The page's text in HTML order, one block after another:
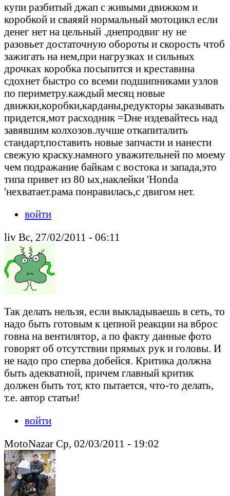
купи разбитый джап с живыми движком и
коробкой и сваяяй нормальный мотоцикл если
денег нет на цельный .днепродвиг ну не
разовьет достаточную обороты и скорость чтоб
зажигать на нем,при нагрузках и сильных
дрочках коробка посыпится и креставина
сдохнет быстро со всеми подшипниками узлов
по периметру.каждый месяц новые
движки,коробки,карданы,редукторы заказывать
придется,мот расходник =Dне издевайтесь над
завявшим колхозов.лучше откапиталить
стандарт,поставить новые запчасти и нанести
свежую краску.намного уважительней по моему
чем подражание байкам с востока и запада,это
типа привет из 80 ых,наклейки 'Honda
'нехватает.рама понравилась,с двигом нет.
войти
liv Вс, 27/02/2011 - 06:11
Так делать нельзя, если выкладываешь в сеть, то
надо быть готовым к цепной реакции на вброс
говна на вентилятор, а по факту данные фото
говорят об отсутствии прямых рук и головы. И
не надо про сперва добейся. Критика должна
быть адекватной, причем главный критик
должен быть тот, кто пытается, что-то делать,
т.е. автор статьи!
войти
MotoNazar Ср, 02/03/2011 - 19:02